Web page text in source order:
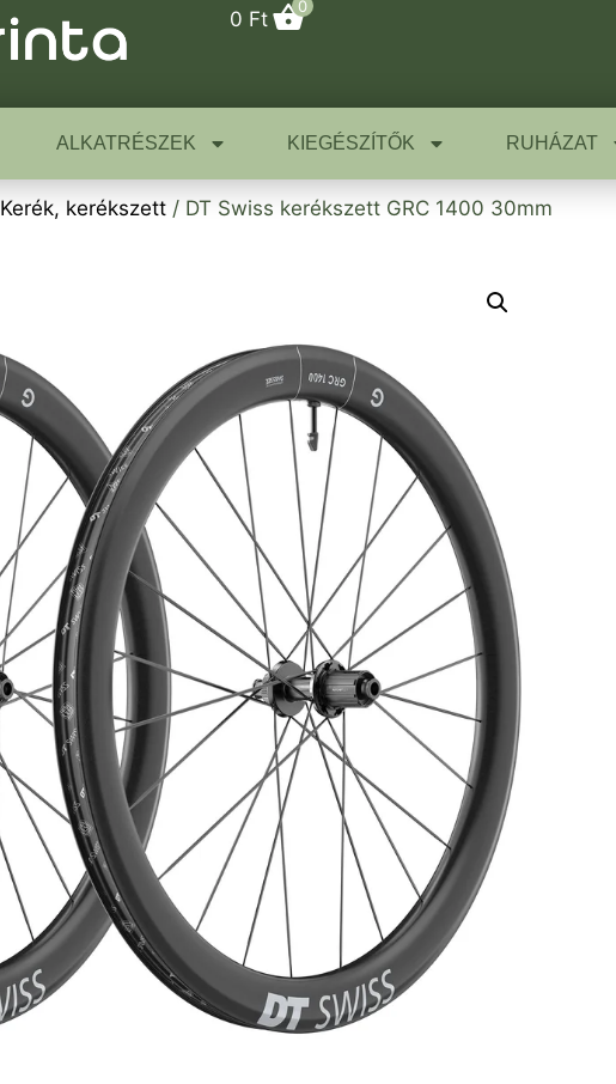
0 Ft
0
ALKATRÉSZEK KIEGÉSZÍTŐK RUHÁZAT
Kerék, kerékszett / DT Swiss kerékszett GRC 1400 30mm